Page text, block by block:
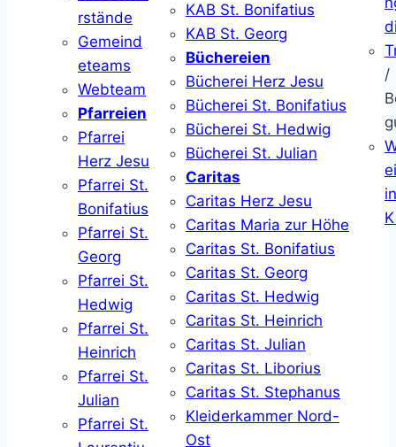
rstände
Gemeind
eteams
Webteam
Pfarreien
Pfarrei
Herz Jesu
Pfarrei St.
Bonifatius
Pfarrei St.
Georg
Pfarrei St.
Hedwig
Pfarrei St.
Heinrich
Pfarrei St.
Julian
Pfarrei St.
KAB St. Bonifatius
KAB St. Georg
Büchereien
Bücherei Herz Jesu
Bücherei St. Bonifatius
Bücherei St. Hedwig
Bücherei St. Julian
Caritas
Caritas Herz Jesu
Caritas Maria zur Höhe
Caritas St. Bonifatius
Caritas St. Georg
Caritas St. Hedwig
Caritas St. Heinrich
Caritas St. Julian
Caritas St. Liborius
Caritas St. Stephanus
Kleiderkammer Nord-
Ost
/